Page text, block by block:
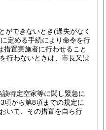
ができないとき(過失がなく
定める手続により命令を行
置実施者に行わせること
行わないときは、市長又は
特定空家等に関し緊急に
項から第8項までの規定に
いて、その措置を自ら行